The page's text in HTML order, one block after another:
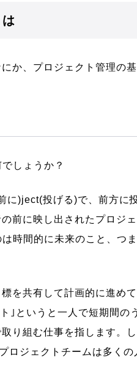
か、プロジェクト管理の
しょうか？
に)ject(投げる)で、前方に
前に映し出されたプロジ
時間的に未来のこと、つ
を共有して計画的に進め
｣というと一人で短期間の
り組む仕事を指します。
ロジェクトチームは多くの